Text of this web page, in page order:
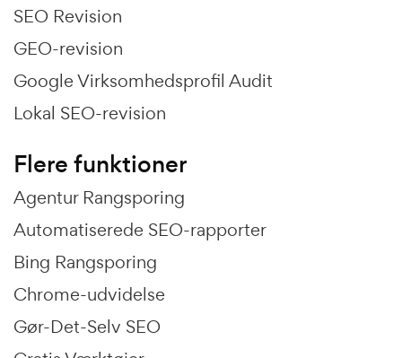
SEO Revision
GEO-revision
Google Virksomhedsprofil Audit
Lokal SEO-revision
Flere funktioner
Agentur Rangsporing
Automatiserede SEO-rapporter
Bing Rangsporing
Chrome-udvidelse
Gør-Det-Selv SEO